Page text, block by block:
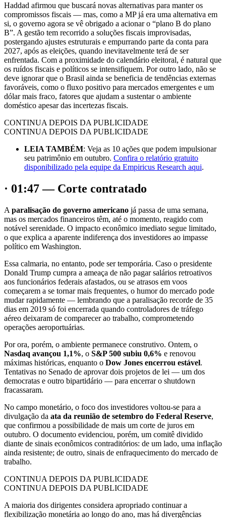
Haddad afirmou que buscará novas alternativas para manter os
compromissos fiscais — mas, como a MP já era uma alternativa em
si, o governo agora se vê obrigado a acionar o “plano B do plano
B”. A gestão tem recorrido a soluções fiscais improvisadas,
postergando ajustes estruturais e empurrando parte da conta para
2027, após as eleições, quando inevitavelmente terá de ser
enfrentada. Com a proximidade do calendário eleitoral, é natural que
os ruídos fiscais e políticos se intensifiquem. Por outro lado, não se
deve ignorar que o Brasil ainda se beneficia de tendências externas
favoráveis, como o fluxo positivo para mercados emergentes e um
dólar mais fraco, fatores que ajudam a sustentar o ambiente
doméstico apesar das incertezas fiscais.
CONTINUA DEPOIS DA PUBLICIDADE
CONTINUA DEPOIS DA PUBLICIDADE
LEIA TAMBÉM: Veja as 10 ações que podem impulsionar
seu patrimônio em outubro. Confira o relatório gratuito
disponibilizado pela equipe da Empiricus Research aqui.
· 01:47 — Corte contratado
A paralisação do governo americano já passa de uma semana,
mas os mercados financeiros têm, até o momento, reagido com
notável serenidade. O impacto econômico imediato segue limitado,
o que explica a aparente indiferença dos investidores ao impasse
político em Washington.
Essa calmaria, no entanto, pode ser temporária. Caso o presidente
Donald Trump cumpra a ameaça de não pagar salários retroativos
aos funcionários federais afastados, ou se atrasos em voos
começarem a se tornar mais frequentes, o humor do mercado pode
mudar rapidamente — lembrando que a paralisação recorde de 35
dias em 2019 só foi encerrada quando controladores de tráfego
aéreo deixaram de comparecer ao trabalho, comprometendo
operações aeroportuárias.
Por ora, porém, o ambiente permanece construtivo. Ontem, o
Nasdaq avançou 1,1%, o S&P 500 subiu 0,6% e renovou
máximas históricas, enquanto o Dow Jones encerrou estável.
Tentativas no Senado de aprovar dois projetos de lei — um dos
democratas e outro bipartidário — para encerrar o shutdown
fracassaram.
No campo monetário, o foco dos investidores voltou-se para a
divulgação da ata da reunião de setembro do Federal Reserve,
que confirmou a possibilidade de mais um corte de juros em
outubro. O documento evidenciou, porém, um comitê dividido
diante de sinais econômicos contraditórios: de um lado, uma inflação
ainda resistente; de outro, sinais de enfraquecimento do mercado de
trabalho.
CONTINUA DEPOIS DA PUBLICIDADE
CONTINUA DEPOIS DA PUBLICIDADE
A maioria dos dirigentes considera apropriado continuar a
flexibilização monetária ao longo do ano, mas há divergências